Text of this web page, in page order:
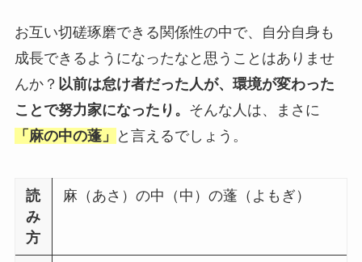
お互い切磋琢磨できる関係性の中で、自分自身も
成長できるようになったなと思うことはありませ
んか？ 以前は怠け者だった人が、環境が変わった
ことで努力家になったり。 そんな人は、まさに
「麻の中の蓬」
と言えるでしょう。
読
み
方
麻（あさ）の中（中）の蓬（よもぎ）